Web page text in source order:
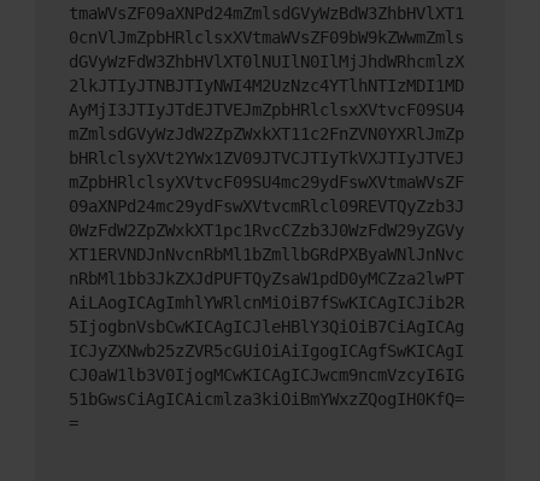
tmaWVsZF09aXNPd24mZmlsdGVyWzBdW3ZhbHVlXT1
0cnVlJmZpbHRlclsxXVtmaWVsZF09bW9kZWwmZmls
dGVyWzFdW3ZhbHVlXT0lNUIlN0IlMjJhdWRhcmlzX
2lkJTIyJTNBJTIyNWI4M2UzNzc4YTlhNTIzMDI1MD
AyMjI3JTIyJTdEJTVEJmZpbHRlclsxXVtvcF09SU4
mZmlsdGVyWzJdW2ZpZWxkXT11c2FnZVN0YXRlJmZp
bHRlclsyXVt2YWx1ZV09JTVCJTIyTkVXJTIyJTVEJ
mZpbHRlclsyXVtvcF09SU4mc29ydFswXVtmaWVsZF
09aXNPd24mc29ydFswXVtvcmRlcl09REVTQyZzb3J
0WzFdW2ZpZWxkXT1pc1RvcCZzb3J0WzFdW29yZGVy
XT1ERVNDJnNvcnRbMl1bZmllbGRdPXByaWNlJnNvc
nRbMl1bb3JkZXJdPUFTQyZsaW1pdD0yMCZza2lwPT
AiLAogICAgImhlYWRlcnMiOiB7fSwKICAgICJib2R
5IjogbnVsbCwKICAgICJleHBlY3QiOiB7CiAgICAg
ICJyZXNwb25zZVR5cGUiOiAiIgogICAgfSwKICAgI
CJ0aW1lb3V0IjogMCwKICAgICJwcm9ncmVzcyI6IG
51bGwsCiAgICAicmlza3kiOiBmYWxzZQogIH0KfQ=
=